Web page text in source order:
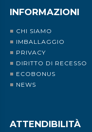
INFORMAZIONI
CHI SIAMO
IMBALLAGGIO
PRIVACY
DIRITTO DI RECESSO
ECOBONUS
NEWS
ATTENDIBILITÀ